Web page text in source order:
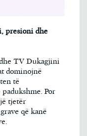
presioni dhe
TV Dukagjini
dominojnë
të
Por
tjetër
që kanë